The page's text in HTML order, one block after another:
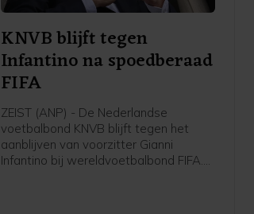
KNVB blijft tegen
Infantino na spoedberaad
FIFA
ZEIST (ANP) - De Nederlandse
voetbalbond KNVB blijft tegen het
aanblijven van voorzitter Gianni
Infantino bij wereldvoetbalbond FIFA.